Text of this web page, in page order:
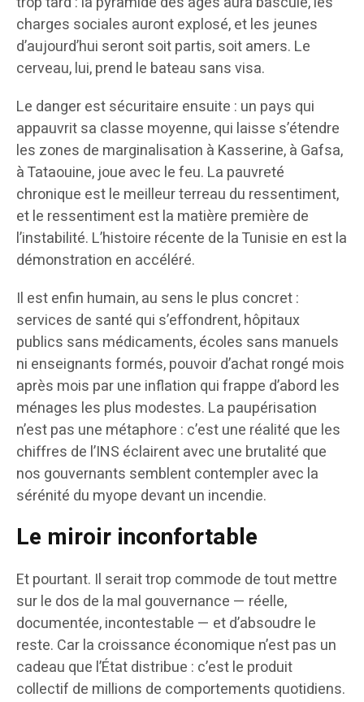
charges sociales auront explosé, et les jeunes
d’aujourd’hui seront soit partis, soit amers. Le
cerveau, lui, prend le bateau sans visa.
Le danger est sécuritaire ensuite : un pays qui
appauvrit sa classe moyenne, qui laisse s’étendre
les zones de marginalisation à Kasserine, à Gafsa,
à Tataouine, joue avec le feu. La pauvreté
chronique est le meilleur terreau du ressentiment,
et le ressentiment est la matière première de
l’instabilité. L’histoire récente de la Tunisie en est la
démonstration en accéléré.
Il est enfin humain, au sens le plus concret :
services de santé qui s’effondrent, hôpitaux
publics sans médicaments, écoles sans manuels
ni enseignants formés, pouvoir d’achat rongé mois
après mois par une inflation qui frappe d’abord les
ménages les plus modestes. La paupérisation
n’est pas une métaphore : c’est une réalité que les
chiffres de l’INS éclairent avec une brutalité que
nos gouvernants semblent contempler avec la
sérénité du myope devant un incendie.
Le miroir inconfortable
Et pourtant. Il serait trop commode de tout mettre
sur le dos de la mal gouvernance — réelle,
documentée, incontestable — et d’absoudre le
reste. Car la croissance économique n’est pas un
cadeau que l’État distribue : c’est le produit
collectif de millions de comportements quotidiens.